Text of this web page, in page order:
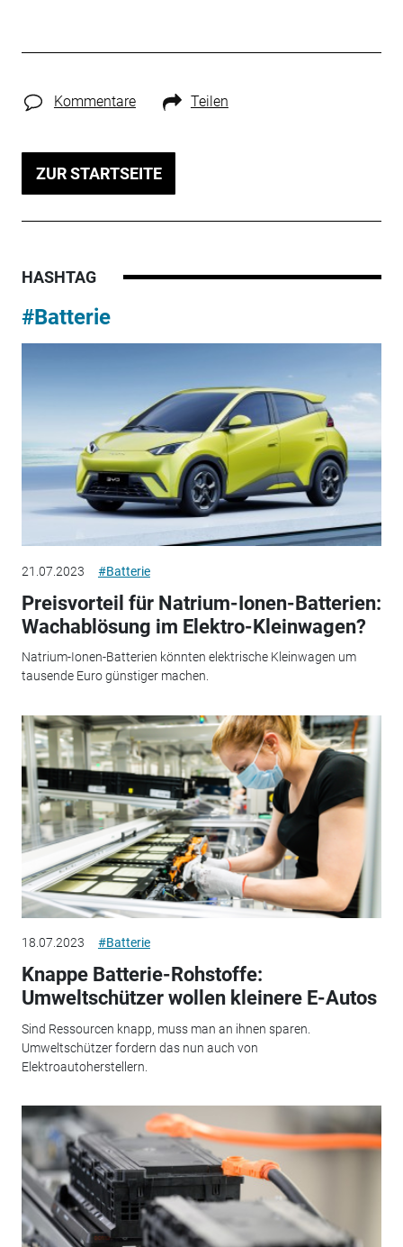
Kommentare Teilen
ZUR STARTSEITE
HASHTAG
#Batterie
21.07.2023 #Batterie
Preisvorteil für Natrium-Ionen-Batterien:
Wachablösung im Elektro-Kleinwagen?
Natrium-Ionen-Batterien könnten elektrische Kleinwagen um
tausende Euro günstiger machen.
18.07.2023 #Batterie
Knappe Batterie-Rohstoffe:
Umweltschützer wollen kleinere E-Autos
Sind Ressourcen knapp, muss man an ihnen sparen.
Umweltschützer fordern das nun auch von
Elektroautoherstellern.